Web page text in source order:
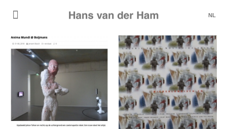
NL
TRENDBEHEER about
ANIMA MUNDI
Niederländisch 3D